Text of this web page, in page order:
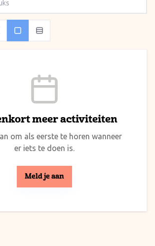
meer activiteiten
om als eerste te horen wanneer
er iets te doen is.
Meld je aan